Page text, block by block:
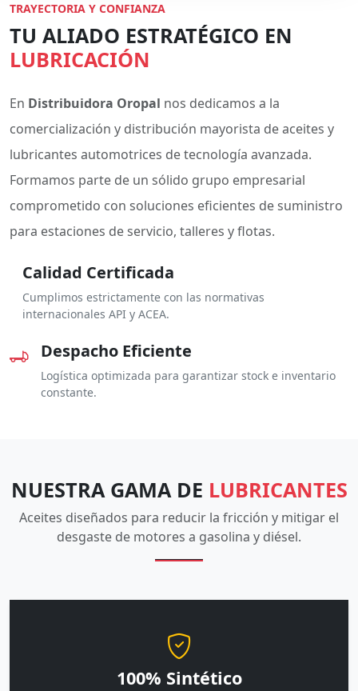
TRAYECTORIA Y CONFIANZA
TU ALIADO ESTRATÉGICO EN
LUBRICACIÓN
En Distribuidora Oropal nos dedicamos a la
comercialización y distribución mayorista de aceites y
lubricantes automotrices de tecnología avanzada.
Formamos parte de un sólido grupo empresarial
comprometido con soluciones eficientes de suministro
para estaciones de servicio, talleres y flotas.
Calidad Certificada
Cumplimos estrictamente con las normativas
internacionales API y ACEA.
Despacho Eficiente
Logística optimizada para garantizar stock e inventario
constante.
NUESTRA GAMA DE LUBRICANTES
Aceites diseñados para reducir la fricción y mitigar el
desgaste de motores a gasolina y diésel.
100% Sintético